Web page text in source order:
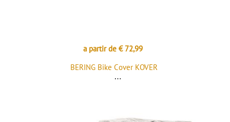
a partir de € 72,99
BERING Bike Cover KOVER